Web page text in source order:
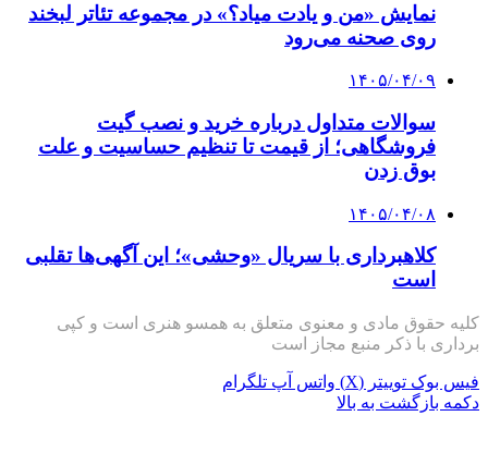
نمایش «من و یادت میاد؟» در مجموعه تئاتر لبخند
روی صحنه می‌رود
۱۴۰۵/۰۴/۰۹
سوالات متداول درباره خرید و نصب گیت
فروشگاهی؛ از قیمت تا تنظیم حساسیت و علت
بوق زدن
۱۴۰۵/۰۴/۰۸
کلاهبرداری با سریال «وحشی»؛ این آگهی‌ها تقلبی
است
کلیه حقوق مادی و معنوی متعلق به همسو هنری است و کپی
برداری با ذکر منبع مجاز است
فیس بوک توییتر (X) واتس آپ تلگرام
دکمه بازگشت به بالا